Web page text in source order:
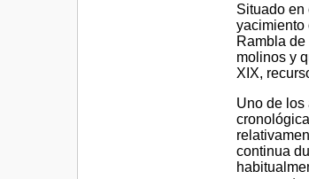
Situado en
yacimiento
Rambla
molinos y
XIX,
Uno de los
continua